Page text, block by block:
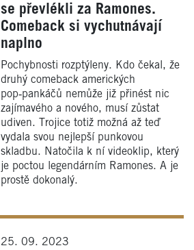
se převlékli za Ramones.
Comeback si vychutnávají
naplno
Pochybnosti rozptýleny. Kdo čekal, že
druhý comeback amerických
pop‑pankáčů nemůže již přinést nic
zajímavého a nového, musí zůstat
udiven. Trojice totiž možná až teď
vydala svou nejlepší punkovou
skladbu. Natočila k ní videoklip, který
je poctou legendárním Ramones. A je
prostě dokonalý.
25. 09. 2023